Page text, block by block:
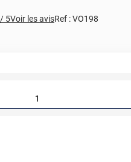
/ 5Voir les avisRef :VO198